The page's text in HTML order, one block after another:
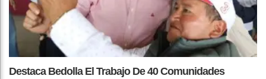
Destaca Bedolla El Trabajo De 40 Comunidades